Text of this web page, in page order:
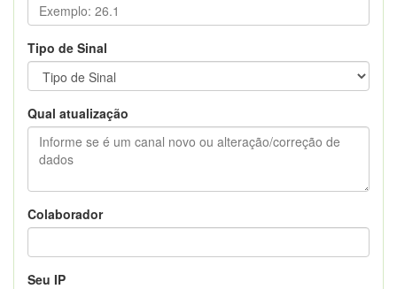
Tipo de Sinal
Qual atualização
Colaborador
Seu IP